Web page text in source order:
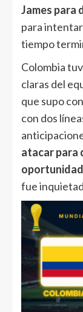
James para
para
tiempo
Colombia
claras del
que supo
con dos
atacar para
fue